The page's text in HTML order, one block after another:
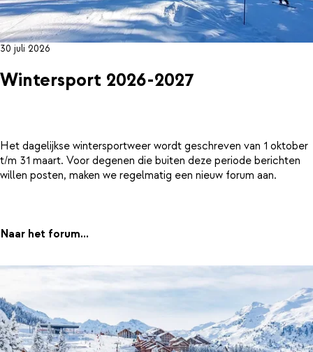
30 juli 2026
Wintersport 2026-2027
Het dagelijkse wintersportweer wordt geschreven van 1 oktober
t/m 31 maart. Voor degenen die buiten deze periode berichten
willen posten, maken we regelmatig een nieuw forum aan.
Naar het forum...